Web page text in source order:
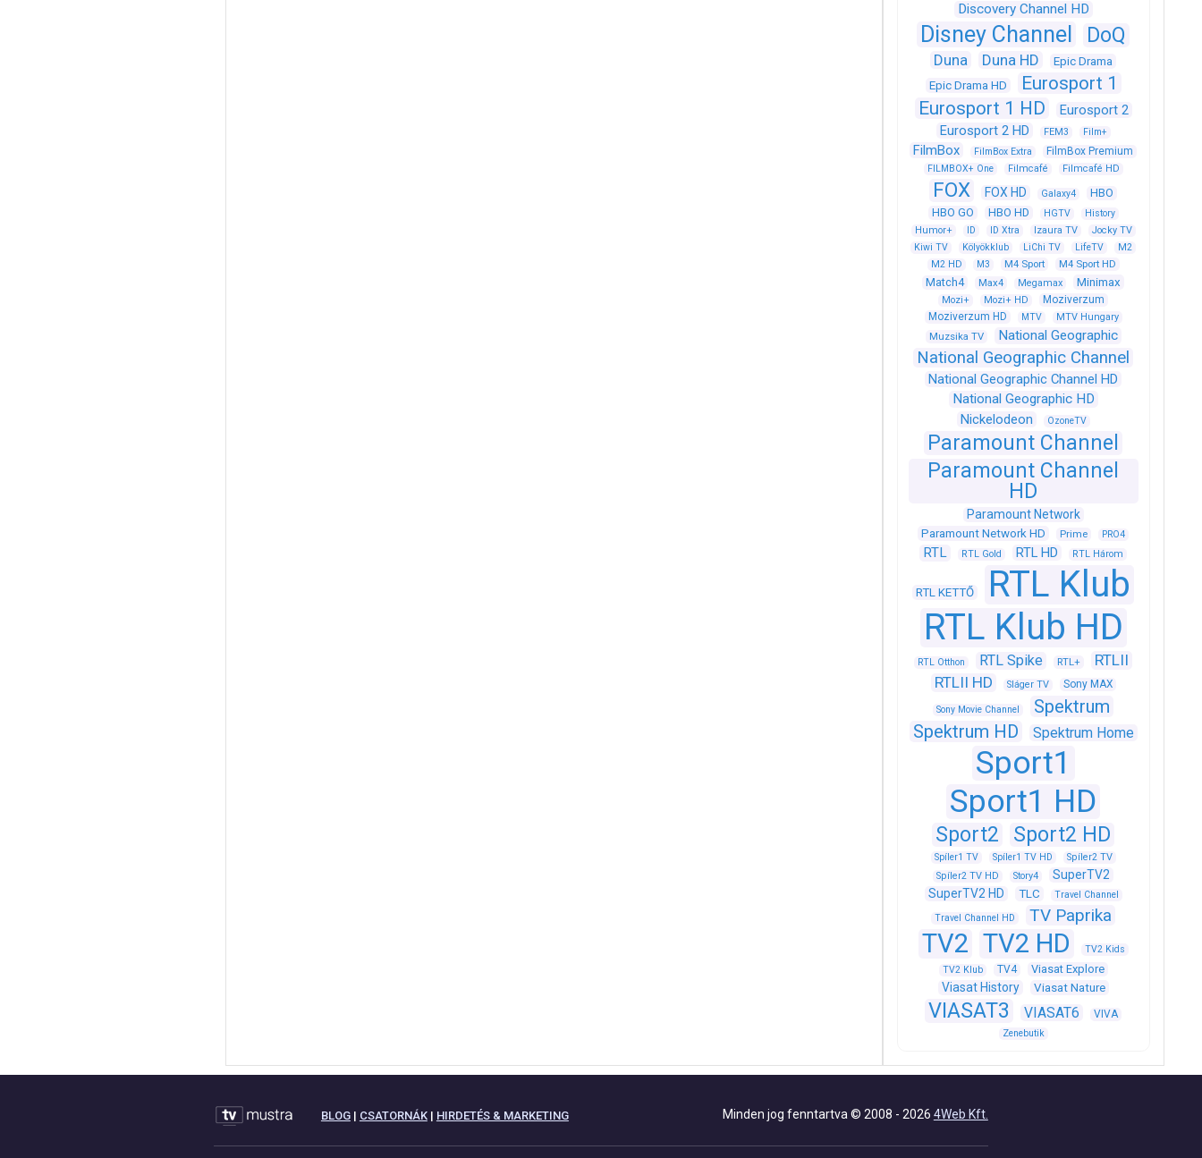
Discovery Channel HD
Disney Channel DoQ
Duna Duna HD
Epic Drama
Epic Drama HD
Eurosport 1
Eurosport 1 HD
Eurosport 2
Eurosport 2 HD
FEM3 Film+
FilmBox FilmBox Extra FilmBox Premium
FILMBOX+ One Filmcafé Filmcafé HD
FOX FOX HD Galaxy4
HBO
HBO GO
HBO HD HGTV
History
Humor+
ID ID Xtra Izaura TV
Jocky TV
Kiwi TV
Kölyökklub LiChi TV LifeTV
M2
M2 HD
M3 M4 Sport M4 Sport HD
Match4 Max4 Megamax Minimax
Mozi+ Mozi+ HD
Moziverzum
Moziverzum HD
MTV MTV Hungary
Muzsika TV National Geographic
National Geographic Channel
National Geographic Channel HD
National Geographic HD
Nickelodeon
OzoneTV
Paramount Channel
Paramount Channel
HD
Paramount Network
Paramount Network HD Prime PRO4
RTL RTL Gold RTL HD RTL Három
RTL KETTŐ
RTL Klub
RTL Klub HD
RTL Otthon RTL Spike RTL+
RTLII
RTLII HD
Sláger TV Sony MAX
Sony Movie Channel
Spektrum
Spektrum HD
Spektrum Home
Sport1
Sport1 HD
Sport2 Sport2 HD
Spíler1 TV Spíler1 TV HD
Spíler2 TV
Spíler2 TV HD
Story4
SuperTV2
SuperTV2 HD
TLC
Travel Channel
Travel Channel HD
TV Paprika
TV2 TV2 HD
TV2 Kids
TV2 Klub
TV4 Viasat Explore
Viasat History Viasat Nature
VIASAT3 VIASAT6 VIVA
Zenebutik
BLOG| CSATORNÁK| HIRDETÉS & MARKETING Minden jog fenntartva © 2008 - 2026 4Web Kft.